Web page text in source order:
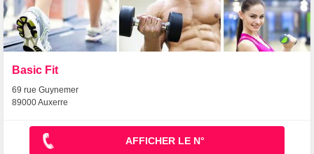
Basic Fit
69 rue Guynemer
89000 Auxerre
AFFICHER LE N°